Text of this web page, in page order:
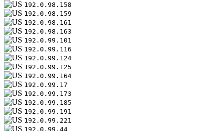
192.0.98.158
192.0.98.159
192.0.98.161
192.0.98.163
192.0.99.101
192.0.99.116
192.0.99.124
192.0.99.125
192.0.99.164
192.0.99.17
192.0.99.173
192.0.99.185
192.0.99.191
192.0.99.221
192.0.99.44